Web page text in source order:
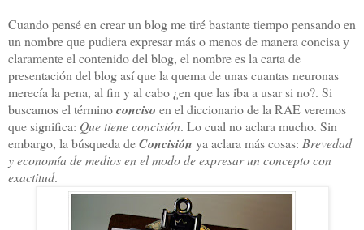
Cuando pensé en crear un blog me tiré bastante tiempo pensando en
un nombre que pudiera expresar más o menos de manera concisa y
claramente el contenido del blog, el nombre es la carta de
presentación del blog así que la quema de unas cuantas neuronas
merecía la pena, al fin y al cabo ¿en que las iba a usar si no?. Si
buscamos el términoconciso en el diccionario de la RAE veremos
que significa: Que tiene concisión. Lo cual no aclara mucho. Sin
embargo, la búsqueda deConcisión ya aclara más cosas: Brevedad
y economía de medios en el modo de expresar un concepto con
exactitud.